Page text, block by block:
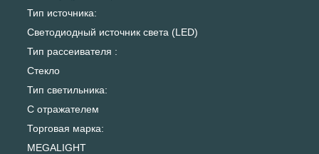
Тип источника:
Светодиодный источник света (LED)
Тип рассеивателя :
Стекло
Тип светильника:
С отражателем
Торговая марка:
MEGALIGHT